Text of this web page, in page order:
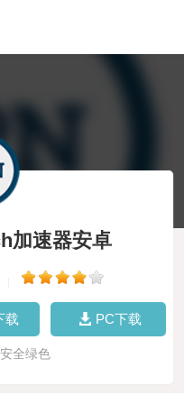
加速器安卓
载 PC下载
全绿色